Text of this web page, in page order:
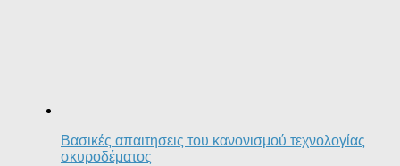
Βασικές απαιτησεις του κανονισμού τεχνολογίας
σκυροδέματος